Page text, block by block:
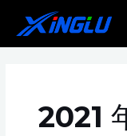
内
2021